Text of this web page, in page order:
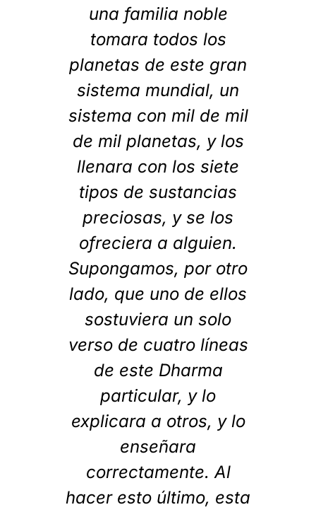
una familia noble
tomara todos los
planetas de este gran
sistema mundial, un
sistema con mil de mil
de mil planetas, y los
llenara con los siete
tipos de sustancias
preciosas, y se los
ofreciera a alguien.
Supongamos, por otro
lado, que uno de ellos
sostuviera un solo
verso de cuatro líneas
de este Dharma
particular, y lo
explicara a otros, y lo
enseñara
correctamente. Al
hacer esto último, esta